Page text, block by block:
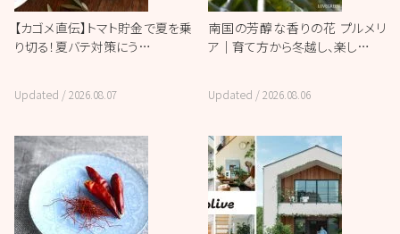
【カゴメ直伝】トマト貯金で夏を乗
り切る！夏バテ対策にう…
Updated /2026.08.07
南国の芳醇な香りの花 プルメリ
ア｜育て方から冬越し、楽し…
Updated /2026.08.06